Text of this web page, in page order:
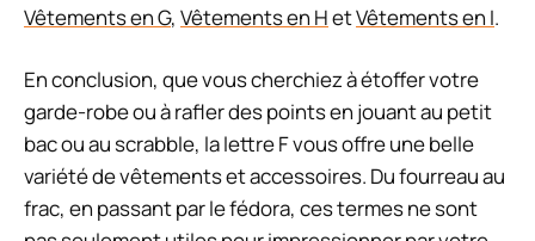
Vêtements en G, Vêtements en HetVêtements en I.
En conclusion, que vous cherchiez à étoffer votre
garde-robe ou à rafler des points en jouant au petit
bac ou au scrabble, la lettre F vous offre une belle
variété de vêtements et accessoires. Du fourreau au
frac, en passant par le fédora, ces termes ne sont